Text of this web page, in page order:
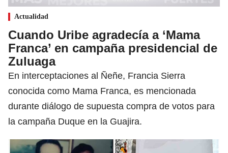
Actualidad
Cuando Uribe agradecía a ‘Mama
Franca’ en campaña presidencial de
Zuluaga
En interceptaciones al Ñeñe, Francia Sierra
conocida como Mama Franca, es mencionada
durante diálogo de supuesta compra de votos para
la campaña Duque en la Guajira.